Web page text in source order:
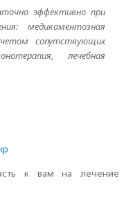
эффективно при
медикаментозная
сопутствующих
лечебная
к вам на лечение